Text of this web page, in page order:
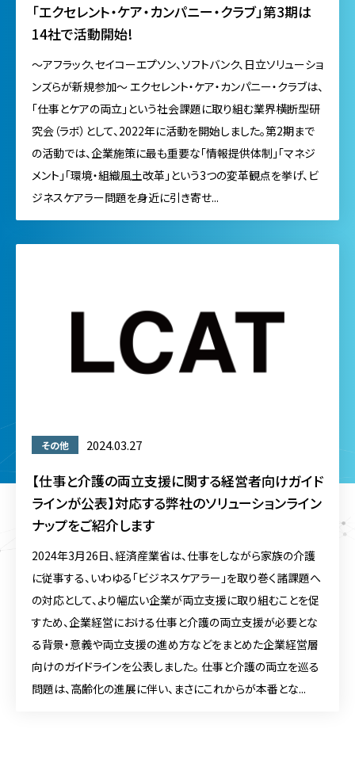
「エクセレント・ケア・カンパニー・クラブ」第3期は
14社で活動開始!
～アフラック、セイコーエプソン、ソフトバンク、日立ソリューショ
ンズらが新規参加～ エクセレント・ケア・カンパニー・クラブは、
「仕事とケアの両立」という社会課題に取り組む業界横断型研
究会（ラボ）として、2022年に活動を開始しました。第2期まで
の活動では、企業施策に最も重要な「情報提供体制」「マネジ
メント」「環境・組織風土改革」という3つの変革観点を挙げ、ビ
ジネスケアラー問題を身近に引き寄せ...
その他 2024.03.27
【仕事と介護の両立支援に関する経営者向けガイド
ラインが公表】対応する弊社のソリューションライン
ナップをご紹介します
2024年3月26日、経済産業省は、仕事をしながら家族の介護
に従事する、いわゆる「ビジネスケアラー」を取り巻く諸課題へ
の対応として、より幅広い企業が両立支援に取り組むことを促
すため、企業経営における仕事と介護の両立支援が必要とな
る背景・意義や両立支援の進め方などをまとめた企業経営層
向けのガイドラインを公表しました。 仕事と介護の両立を巡る
問題は、高齢化の進展に伴い、まさにこれからが本番とな...